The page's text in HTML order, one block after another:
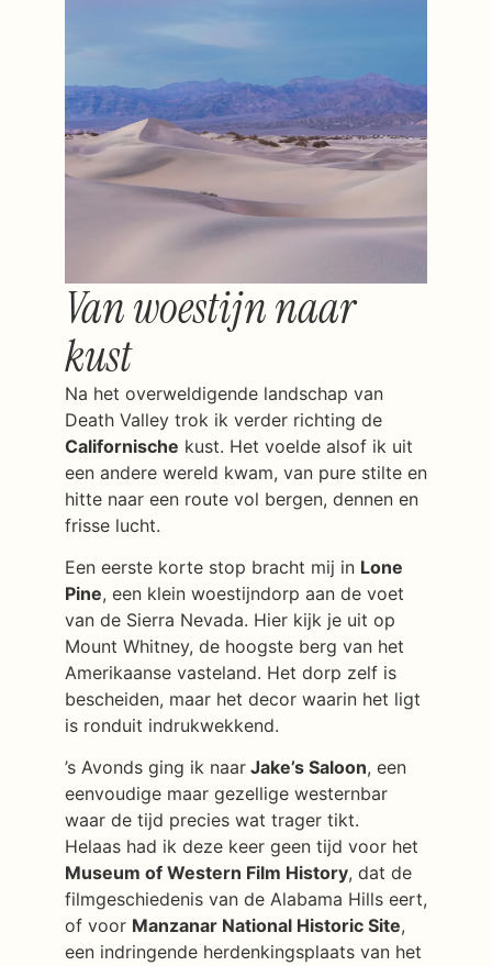
Van woestijn naar
kust
Na het overweldigende landschap van
Death Valley trok ik verder richting de
Californische kust. Het voelde alsof ik uit
een andere wereld kwam, van pure stilte en
hitte naar een route vol bergen, dennen en
frisse lucht.
Een eerste korte stop bracht mij in Lone
Pine, een klein woestijndorp aan de voet
van de Sierra Nevada. Hier kijk je uit op
Mount Whitney, de hoogste berg van het
Amerikaanse vasteland. Het dorp zelf is
bescheiden, maar het decor waarin het ligt
is ronduit indrukwekkend.
’s Avonds ging ik naarJake’s Saloon, een
eenvoudige maar gezellige westernbar
waar de tijd precies wat trager tikt.
Helaas had ik deze keer geen tijd voor het
Museum of Western Film History, dat de
filmgeschiedenis van de Alabama Hills eert,
of voor Manzanar National Historic Site,
een indringende herdenkingsplaats van het